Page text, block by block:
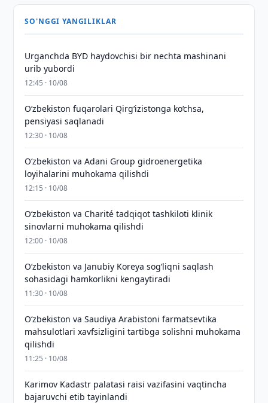
SO'NGGI YANGILIKLAR
Urganchda BYD haydovchisi bir nechta mashinani
urib yubordi
12:45 · 10/08
O‘zbekiston fuqarolari Qirg‘izistonga ko‘chsa,
pensiyasi saqlanadi
12:30 · 10/08
Oʻzbekiston va Adani Group gidroenergetika
loyihalarini muhokama qilishdi
12:15 · 10/08
Oʻzbekiston va Charité tadqiqot tashkiloti klinik
sinovlarni muhokama qilishdi
12:00 · 10/08
Oʻzbekiston va Janubiy Koreya sogʻliqni saqlash
sohasidagi hamkorlikni kengaytiradi
11:30 · 10/08
Oʻzbekiston va Saudiya Arabistoni farmatsevtika
mahsulotlari xavfsizligini tartibga solishni muhokama
qilishdi
11:25 · 10/08
Karimov Kadastr palatasi raisi vazifasini vaqtincha
bajaruvchi etib tayinlandi